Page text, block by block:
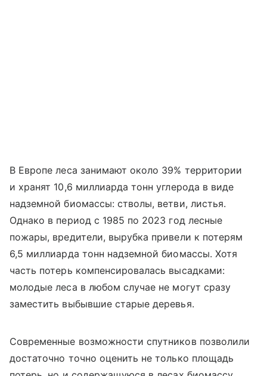
В Европе леса занимают около 39% территории
и хранят 10,6 миллиарда тонн углерода в виде
надземной биомассы: стволы, ветви, листья.
Однако в период с 1985 по 2023 год лесные
пожары, вредители, вырубка привели к потерям
6,5 миллиарда тонн надземной биомассы. Хотя
часть потерь компенсировалась высадками:
молодые леса в любом случае не могут сразу
заместить выбывшие старые деревья.
Современные возможности спутников позволили
достаточно точно оценить не только площадь